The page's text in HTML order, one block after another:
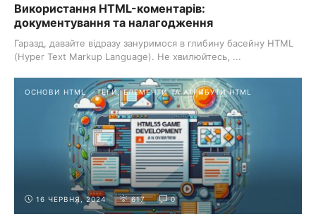
Використання HTML-коментарів:
документування та налагодження
Гаразд, давайте відразу зануримося в глибину басейну HTML
(Hyper Text Markup Language). Не хвилюйтесь, ...
ОСНОВИ HTML ТЕГИ, ЕЛЕМЕНТИ ТА АТРИБУТИ HTML
16 ЧЕРВНЯ, 2024 617 0